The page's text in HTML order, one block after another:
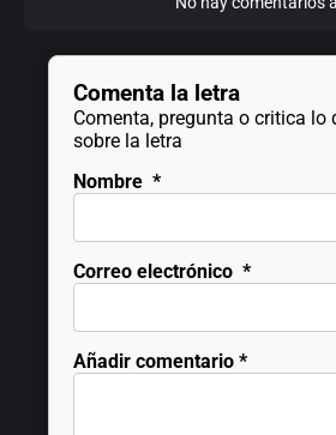
Comenta la letra
Comenta, pregunta o critica lo
sobre la letra
Nombre *
Correo electrónico *
Añadir comentario *